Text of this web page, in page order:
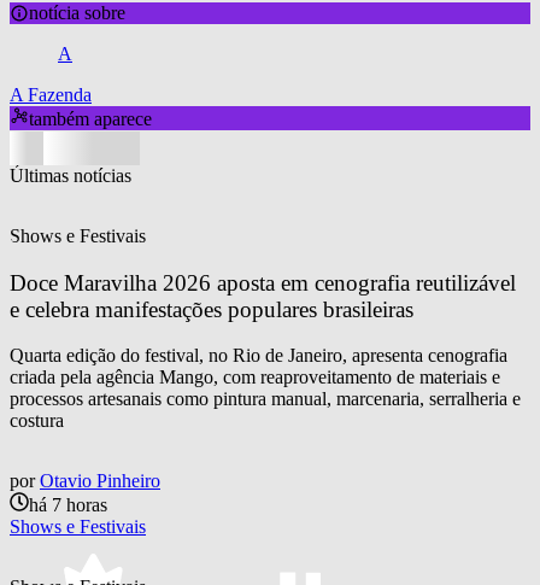
notícia sobre
A
A Fazenda
também aparece
Últimas notícias
Shows e Festivais
Doce Maravilha 2026 aposta em cenografia reutilizável
e celebra manifestações populares brasileiras
Quarta edição do festival, no Rio de Janeiro, apresenta cenografia
criada pela agência Mango, com reaproveitamento de materiais e
processos artesanais como pintura manual, marcenaria, serralheria e
costura
por Otavio Pinheiro
há 7 horas
Shows e Festivais